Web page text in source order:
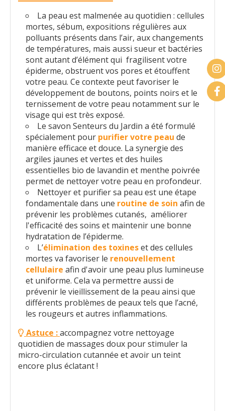
La peau est malmenée au quotidien : cellules
mortes, sébum, expositions régulières aux
polluants présents dans l’air, aux changements
de températures, mais aussi sueur et bactéries
sont autant d’élément qui fragilisent votre
épiderme, obstruent vos pores et étouffent
votre peau. Ce contexte peut favoriser le
développement de boutons, points noirs et le
ternissement de votre peau notamment sur le
visage qui est très exposé.
Le savon Senteurs du Jardin a été formulé
spécialement pour purifier votre peau de
manière efficace et douce. La synergie des
argiles jaunes et vertes et des huiles
essentielles bio de lavandin et menthe poivrée
permet de nettoyer votre peau en profondeur.
Nettoyer et purifier sa peau est une étape
fondamentale dans une routine de soin afin de
prévenir les problèmes cutanés, améliorer
l'efficacité des soins et maintenir une bonne
hydratation de l’épiderme.
L’élimination des toxineset des cellules
mortes va favoriser le renouvellement
cellulaire afin d'avoir une peau plus lumineuse
et uniforme. Cela va permettre aussi de
prévenir le vieillissement de la peau ainsi que
différents problèmes de peaux tels que l’acné,
les rougeurs et autres inflammations.
 Astuce :accompagnez votre nettoyage
quotidien de massages doux pour stimuler la
micro-circulation cutannée et avoir un teint
encore plus éclatant !